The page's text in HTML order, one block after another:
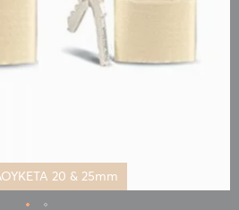
20 & 25mm